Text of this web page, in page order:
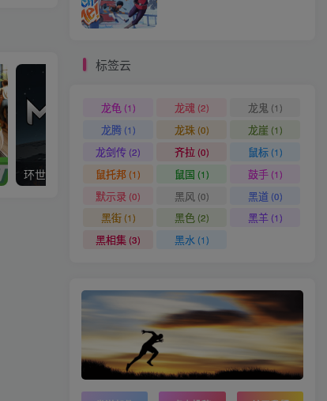
环世界/边缘世界/RimWorld 了不起的修仙模拟器
标签云
龙龟 (1) 龙魂 (2) 龙鬼 (1)
龙腾(1) 龙珠(0) 龙崖 (1)
龙剑传 (2) 齐拉(0) 鼠标(1)
鼠托邦(1) 鼠国 (1) 鼓手(1)
默示录 (0) 黑风 (0) 黑道(0)
黑街(1) 黑色(2) 黑羊(1)
黑相集(3) 黑水(1)